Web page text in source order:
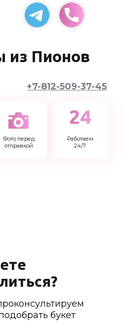
Доставка цветов 24
из Пионов
Фото перед
отправкой
Работаем
24/7
+7-812-509-37-45
букет